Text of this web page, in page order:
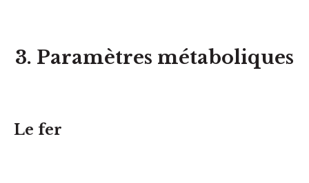
3. Paramètres métaboliques
Le fer